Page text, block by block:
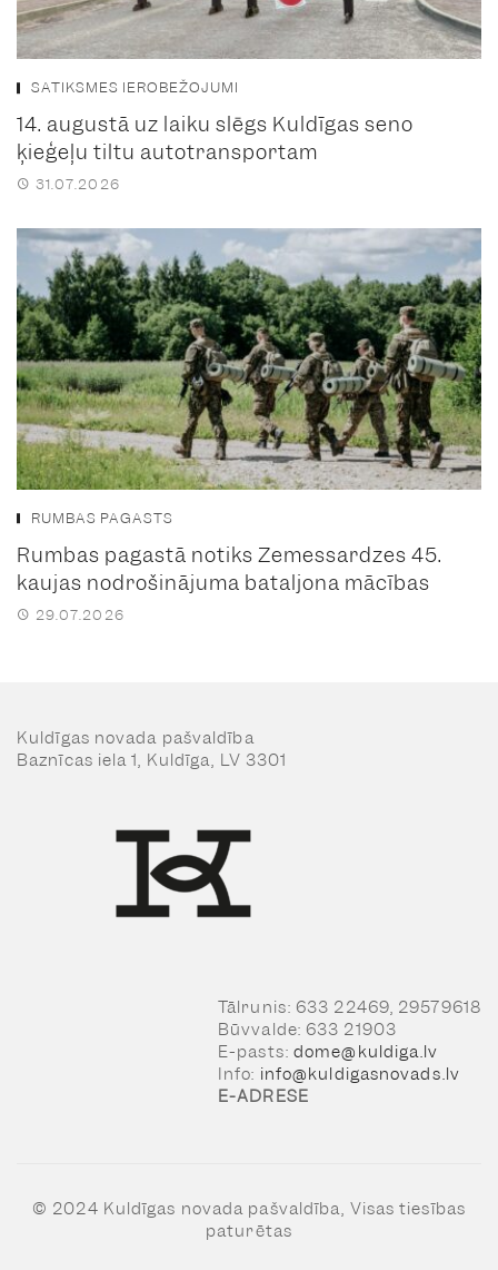
SATIKSMES IEROBEŽOJUMI
14. augustā uz laiku slēgs Kuldīgas seno
ķieģeļu tiltu autotransportam
31.07.2026
RUMBAS PAGASTS
Rumbas pagastā notiks Zemessardzes 45.
kaujas nodrošinājuma bataljona mācības
29.07.2026
Kuldīgas novada pašvaldība
Baznīcas iela 1, Kuldīga, LV 3301
Tālrunis: 633 22469, 29579618
Būvvalde: 633 21903
E-pasts: dome@kuldiga.lv
Info: info@kuldigasnovads.lv
E-ADRESE
© 2024 Kuldīgas novada pašvaldība, Visas tiesības
paturētas